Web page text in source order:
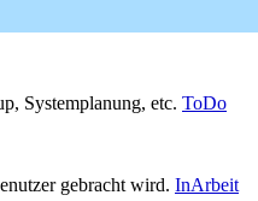
Systemplanung, etc. ToDo
gebracht wird. InArbeit